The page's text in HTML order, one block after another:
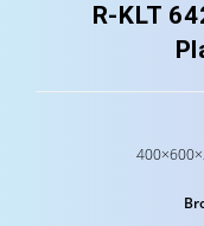
R-KLT